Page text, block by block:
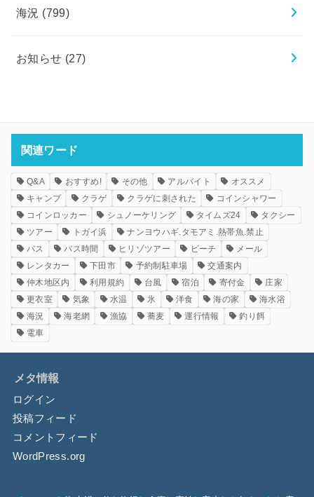
海況 (799)
お知らせ (27)
関連ワード
Q&A おすすめ! その他 アルバイト
オススメ
キャンプ
クラゲ クラゲに刺された
コインシャワー
コインロッカー
シュノーケリング タイムズ24
タクシー
ツアー
トガイ浜
ナンヨウハギ.タモアミ.熱帯魚.禁止
バス
バス時間 ヒリゾツアー ビーチ
メール
レンタカー
下田市 予約制駐車場
交通案内
仲木地区内
利用規約 台風 宿泊 寄付金
庄家
更衣室
気象 水温 氷 洋食 海の家
海水浴
海況
海老網 漁協 蕎麦 運行情報
釣り餌
電車
メタ情報
ログイン
投稿フィード
コメントフィード
WordPress.org